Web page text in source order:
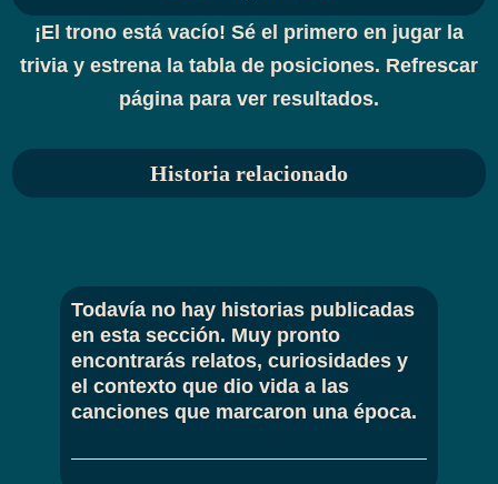
¡El trono está vacío! Sé el primero en jugar la
trivia y estrena la tabla de posiciones. Refrescar
página para ver resultados.
Historia relacionado
Todavía no hay historias publicadas
en esta sección. Muy pronto
encontrarás relatos, curiosidades y
el contexto que dio vida a las
canciones que marcaron una época.